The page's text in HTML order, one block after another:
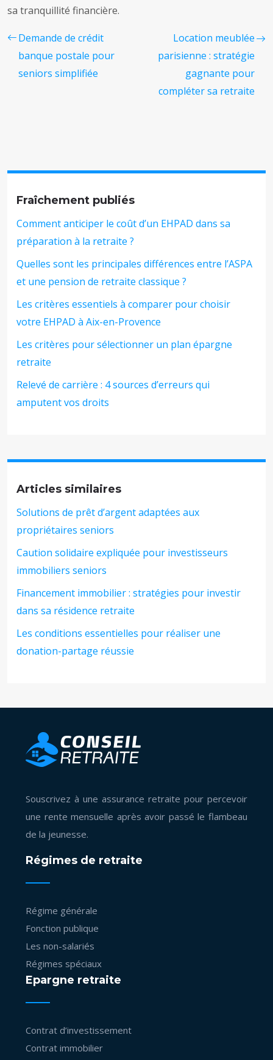
sa tranquillité financière.
Demande de crédit
banque postale pour
seniors simplifiée
Location meublée
parisienne : stratégie
gagnante pour
compléter sa retraite
Fraîchement publiés
Comment anticiper le coût d’un EHPAD dans sa
préparation à la retraite ?
Quelles sont les principales différences entre l’ASPA
et une pension de retraite classique ?
Les critères essentiels à comparer pour choisir
votre EHPAD à Aix-en-Provence
Les critères pour sélectionner un plan épargne
retraite
Relevé de carrière : 4 sources d’erreurs qui
amputent vos droits
Articles similaires
Solutions de prêt d’argent adaptées aux
propriétaires seniors
Caution solidaire expliquée pour investisseurs
immobiliers seniors
Financement immobilier : stratégies pour investir
dans sa résidence retraite
Les conditions essentielles pour réaliser une
donation-partage réussie
Souscrivez à une assurance retraite pour percevoir
une rente mensuelle après avoir passé le flambeau
de la jeunesse.
Régimes de retraite
Régime générale
Fonction publique
Les non-salariés
Régimes spéciaux
Epargne retraite
Contrat d’investissement
Contrat immobilier